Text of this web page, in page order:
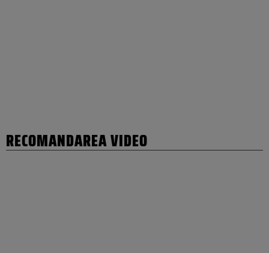
RECOMANDAREA VIDEO